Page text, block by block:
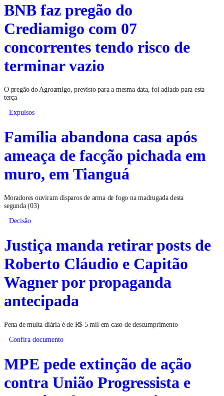
BNB faz pregão do
Crediamigo com 07
concorrentes tendo risco de
terminar vazio
O pregão do Agroamigo, previsto para a mesma data, foi adiado para esta
terça
Expulsos
Família abandona casa após
ameaça de facção pichada em
muro, em Tianguá
Moradores ouviram disparos de arma de fogo na madrugada desta
segunda (03)
Decisão
Justiça manda retirar posts de
Roberto Cláudio e Capitão
Wagner por propaganda
antecipada
Pena de multa diária é de R$ 5 mil em caso de descumprimento
Confira documento
MPE pede extinção de ação
contra União Progressista e